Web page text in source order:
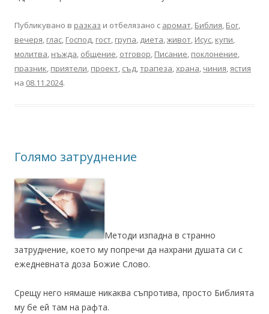
Публикувано в разказ и отбелязано с аромат, Библия, Бог,
вечеря, глас, Господ, гост, група, диета,живот, Исус, купи,
молитва, нъжда, общение, отговор, Писание, поклонение,
празник, приятели, проект, съд,трапеза,храна, чиния,ястия
на 08.11.2024.
Голямо затруднение
Методи изпадна в странно
затруднение, което му попречи да нахрани душата си с
ежедневната доза Божие Слово.
Срещу него нямаше никаква съпротива, просто Библията
му бе ей там на рафта.